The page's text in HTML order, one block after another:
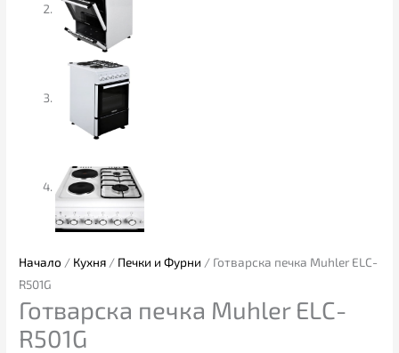
Начало / Кухня / Печки и Фурни / Готварска печка Muhler ELC-
R501G
Готварска печка Muhler ELC-
R501G